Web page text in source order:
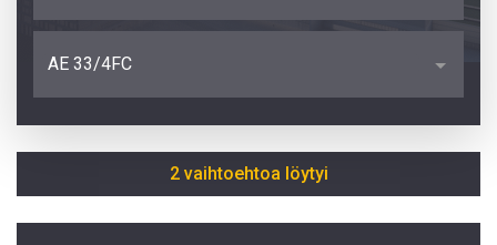
AE 33/4FC
2 vaihtoehtoa löytyi